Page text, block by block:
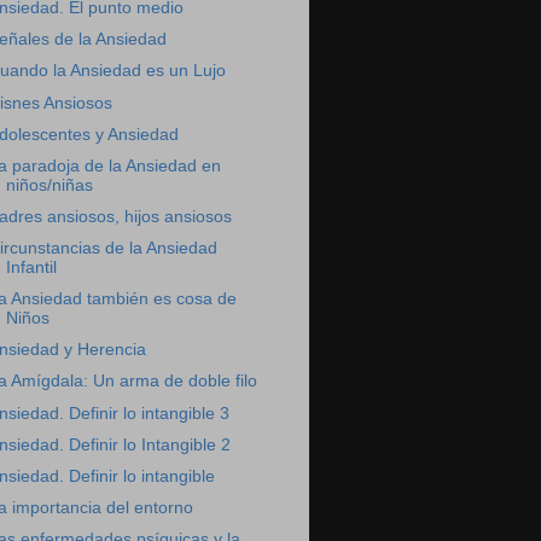
El punto medio
de la Ansiedad
la Ansiedad es un Lujo
Ansiosos
y Ansiedad
paradoja de la Ansiedad en
niños/niñas
ansiosos, hijos ansiosos
de la Ansiedad
Infantil
Ansiedad también es cosa de
Niños
y Herencia
Amígdala: Un arma de doble filo
Definir lo intangible 3
Definir lo Intangible 2
Definir lo intangible
importancia del entorno